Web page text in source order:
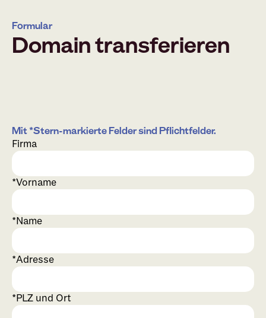
Formular
Domain transferieren
Mit *Stern-markierte Felder sind Pflichtfelder.
Firma
Vorname
Name
Adresse
PLZ und Ort